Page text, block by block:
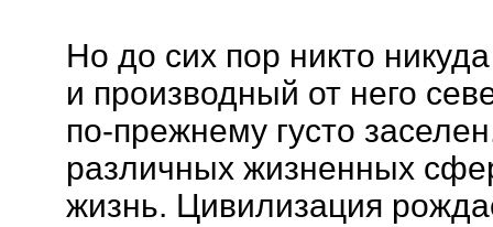
Но до сих пор никто
и производный от него
по-прежнему густо
различных жизненных
жизнь. Цивилизация